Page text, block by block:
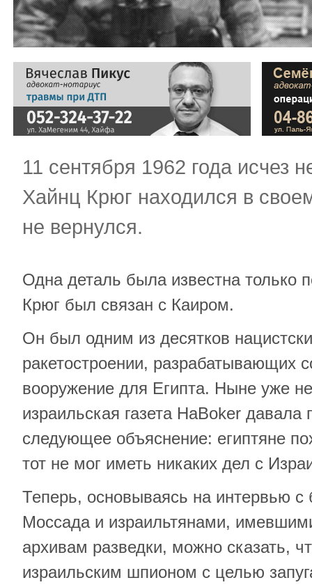
11 сентября 1962 года исчез
Хайнц Крюг находился в
не вернулся.
Одна деталь была известна только
Крюг был связан с Каиром.
Он был одним из десятков
ракетостроении, разрабатывающих
вооружение для Египта. Ныне уже
израильская газета HaBoker
следующее объяснение: египтяне
тот не мог иметь никаких дел с
Теперь, основываясь на интервью
Моссада и израильтянами,
архивам разведки, можно сказать,
израильским шпионом с целью